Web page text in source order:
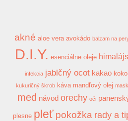
akné aloe vera avokádo balzam na
D.I.Y. esenciálne oleje
infekcia jablčný ocot kakao
kukuričný škrob káva mandľový olej
med návod orechy oči
plesne pleť pokožka rady a